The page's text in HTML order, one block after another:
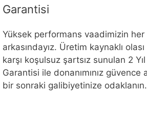
Garantisi
Yüksek performans vaadimizin her
arkasındayız. Üretim kaynaklı
karşı koşulsuz şartsız sunulan 2
Garantisi ile donanımınız güvence
bir sonraki galibiyetinize odaklanın.